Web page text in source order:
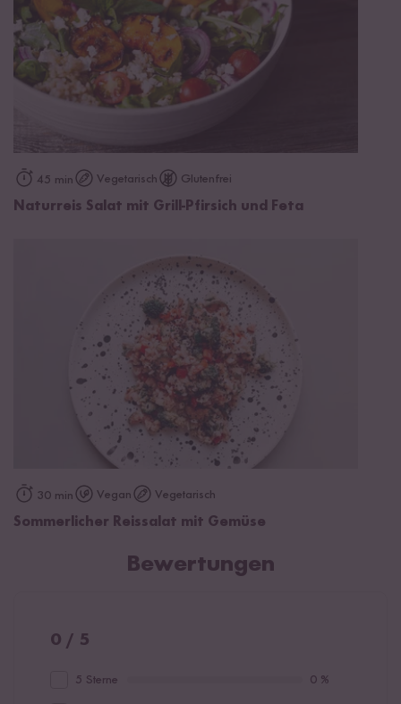
45 min Vegetarisch Glutenfrei
Naturreis Salat mit Grill-Pfirsich und Feta
30 min Vegan Vegetarisch
Sommerlicher Reissalat mit Gemüse
Bewertungen
0 / 5
5 Sterne 0 %